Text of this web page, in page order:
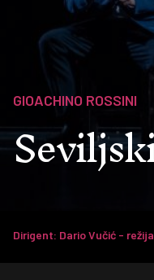
GIOACHINO ROSSINI
Dirigent: Dario Vučić -